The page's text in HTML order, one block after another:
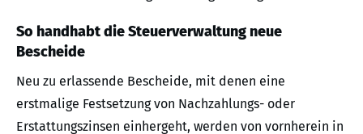
So handhabt die Steuerverwaltung neue
Bescheide
Neu zu erlassende Bescheide, mit denen eine
erstmalige Festsetzung von Nachzahlungs- oder
Erstattungszinsen einhergeht, werden von vornherein in